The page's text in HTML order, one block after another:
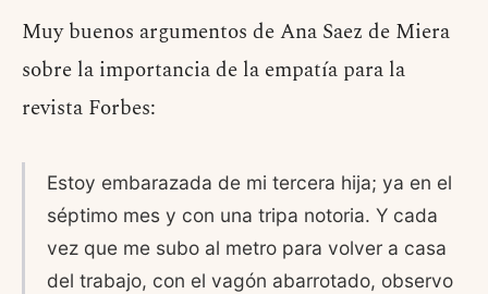
Muy buenos argumentos de Ana Saez de Miera
sobre la importancia de la empatía para la
revista Forbes:
Estoy embarazada de mi tercera hija; ya en el
séptimo mes y con una tripa notoria. Y cada
vez que me subo al metro para volver a casa
del trabajo, con el vagón abarrotado, observo